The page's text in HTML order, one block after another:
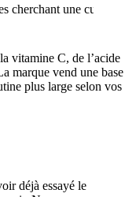
cherchant une cure
vitamine C, de l’acide
marque vend une base
plus large selon vos
déjà essayé le